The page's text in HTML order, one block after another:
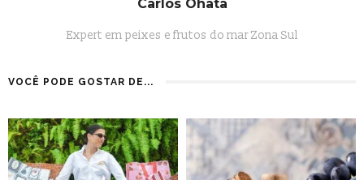
Carlos Ohata
Expert em peixes e frutos do mar Zona Sul
VOCÊ PODE GOSTAR DE...